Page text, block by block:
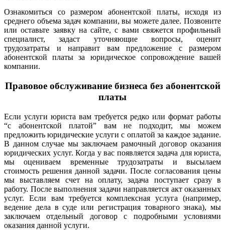
Ознакомиться со размером абонентской платы, исходя из
среднего объема задач компании, вы можете далее. Позвоните
или оставьте заявку на сайте, с вами свяжется профильный
специалист, задаст уточняющие вопросы, оценит
трудозатраты и направит вам предложение с размером
абонентской платы за юридическое сопровождение вашей
компании.
Правовое обслуживание бизнеса без абонентской
платы
Если услуги юриста вам требуется редко или формат работы
“с абонентской платой” вам не подходит, мы можем
предложить юридические услуги с оплатой за каждое задание.
В данном случае мы заключаем рамочный договор оказания
юридических услуг. Когда у вас появляется задача для юриста,
мы оцениваем временные трудозатраты и высылаем
стоимость решения данной задачи. После согласования цены
мы выставляем счет на оплату, задача поступает сразу в
работу. После выполнения задачи направляется акт оказанных
услуг. Если вам требуется комплексная услуга (например,
ведение дела в суде или регистрация товарного знака), мы
заключаем отдельный договор с подробными условиями
оказания данной услуги.